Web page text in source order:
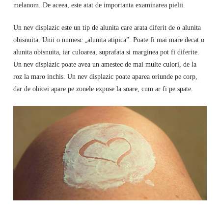
melanom. De aceea, este atat de importanta examinarea pielii.
Un nev displazic este un tip de alunita care arata diferit de o alunita
obisnuita. Unii o numesc „alunita atipica”. Poate fi mai mare decat o
alunita obisnuita, iar culoarea, suprafata si marginea pot fi diferite.
Un nev displazic poate avea un amestec de mai multe culori, de la
roz la maro inchis. Un nev displazic poate aparea oriunde pe corp,
dar de obicei apare pe zonele expuse la soare, cum ar fi pe spate.